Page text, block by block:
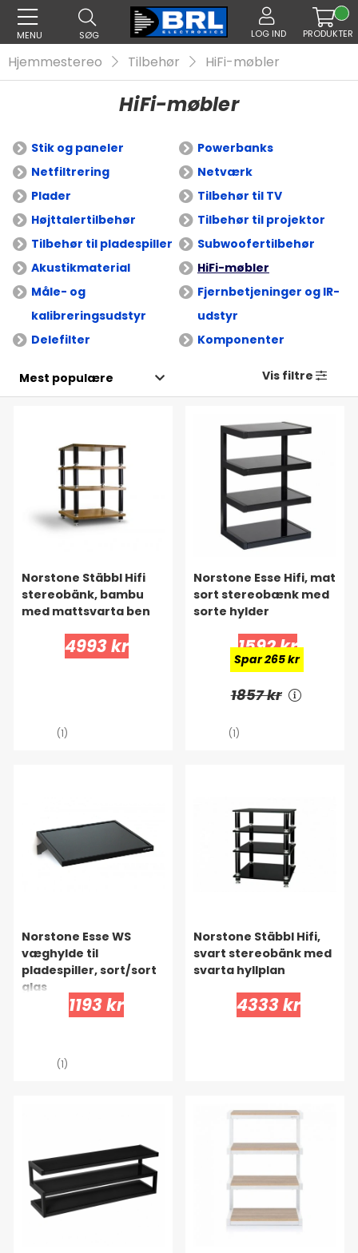
MENU SØG LOG IND PRODUKTER
Hjemmestereo Tilbehør HiFi-møbler
HiFi-møbler
Stik og paneler
Powerbanks
Netfiltrering
Netværk
Plader
Tilbehør til TV
Højttalertilbehør
Tilbehør til projektor
Tilbehør til pladespiller
Subwoofertilbehør
Akustikmaterial
HiFi-møbler
Måle- og
kalibreringsudstyr
Fjernbetjeninger og IR-
udstyr
Delefilter
Komponenter
Vis filtre
Norstone Stäbbl Hifi
stereobänk, bambu
med mattsvarta ben
4993 kr
(1)
Norstone Esse Hifi, mat
sort stereobænk med
sorte hylder
1592 kr
Spar 265 kr
1857 kr
(1)
Norstone Esse WS
væghylde til
pladespiller, sort/sort
glas
1193 kr
(1)
Norstone Stäbbl Hifi,
svart stereobänk med
svarta hyllplan
4333 kr